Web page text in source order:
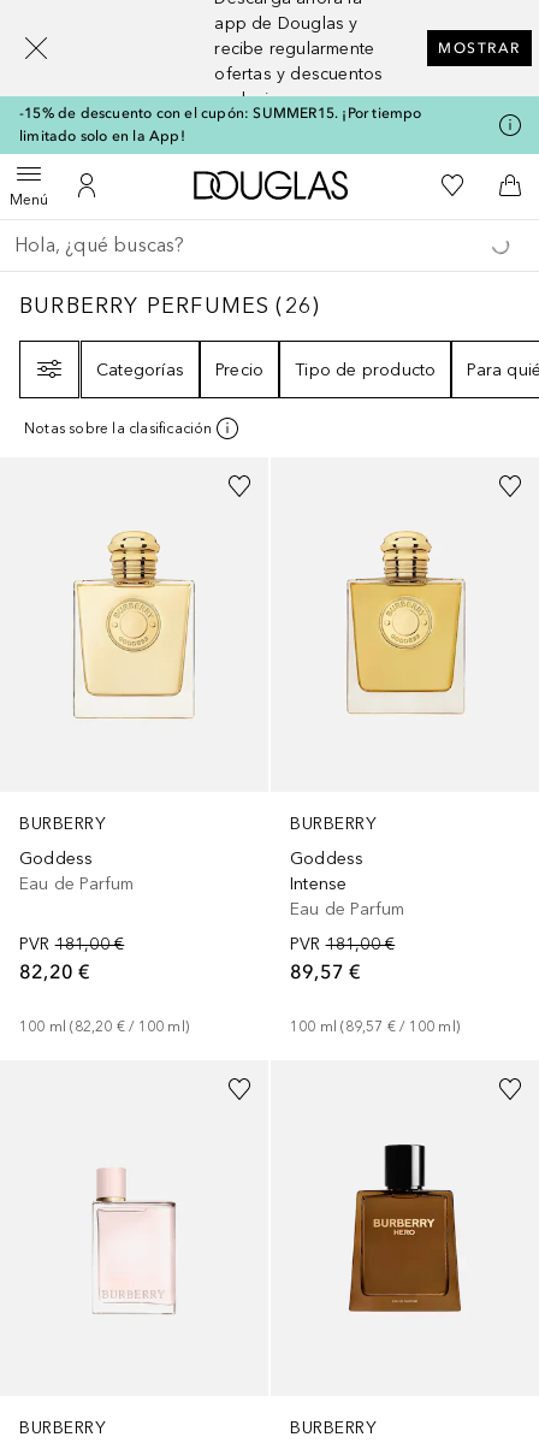
app de Douglas y
recibe regularmente
ofertas y descuentos
exclusivos
MOSTRAR
-15% de descuento con el cupón: SUMMER15. ¡Por tiempo
limitado solo en la App!
MenúAbrir menúMi cuenta
A Douglas HomeMi lista de
A
Regresar
Ejecutar búsqueda
BURBERRY PERFUMES26
BURBERRY PERFUMES (26)
Categorías
Precio Tipo de producto Para
Notas sobre la clasificación
BURBERRY
Goddess
Eau de Parfum
PVR 181,00 €
82,20 €
100 ml (82,20 € / 100 ml )
BURBERRY
Goddess
Intense
Eau de Parfum
PVR 181,00 €
89,57 €
100 ml (89,57 € / 100 ml )
BURBERRY
BURBERRY
[navigation.slideout.screenreader]